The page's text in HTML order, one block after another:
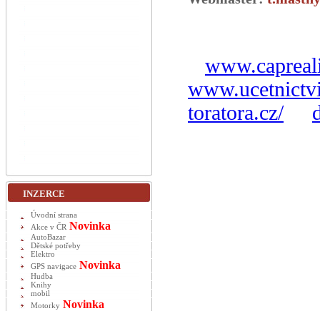
toratora.cz/
INZERCE
Úvodní strana
Akce v ČR Novinka
AutoBazar
Dětské potřeby
Elektro
GPS navigace Novinka
Hudba
Knihy
mobil
Motorky Novinka